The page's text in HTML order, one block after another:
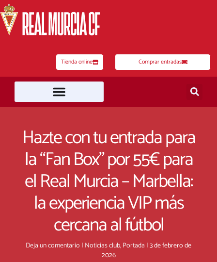
al
contenido
Tienda online Comprar entradas
Hazte con tu entrada para
la “Fan Box” por 55€ para
el Real Murcia – Marbella:
la experiencia VIP más
cercana al fútbol
Deja un comentario | Noticias club,Portada |3 de febrero de
2026